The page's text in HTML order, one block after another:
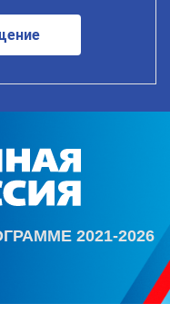
2021-2026